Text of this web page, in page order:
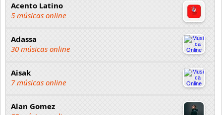
Acento Latino
5 músicas online
Adassa
30 músicas online
Aisak
7 músicas online
Alan Gomez